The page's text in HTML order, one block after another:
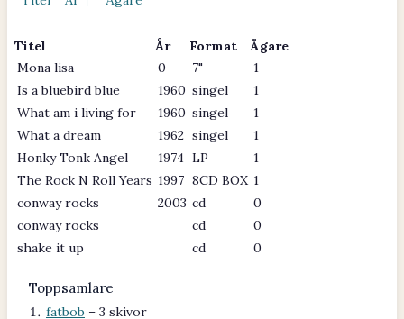
Titel År Format
Ägare
Mona lisa
0 7"
1
Is a bluebird blue
1960 singel
1
What am i living for
1960 singel
1
What a dream
1962 singel
1
Honky Tonk Angel
1974 LP
1
The Rock N Roll Years 1997 8CD BOX 1
conway rocks
2003 cd
0
conway rocks
cd
0
shake it up
cd 0
Toppsamlare
fatbob – 3 skivor